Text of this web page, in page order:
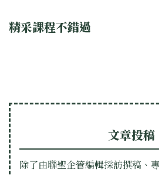
精采課程不錯過
文章投稿
除了由聯聖企管編輯採訪撰稿、